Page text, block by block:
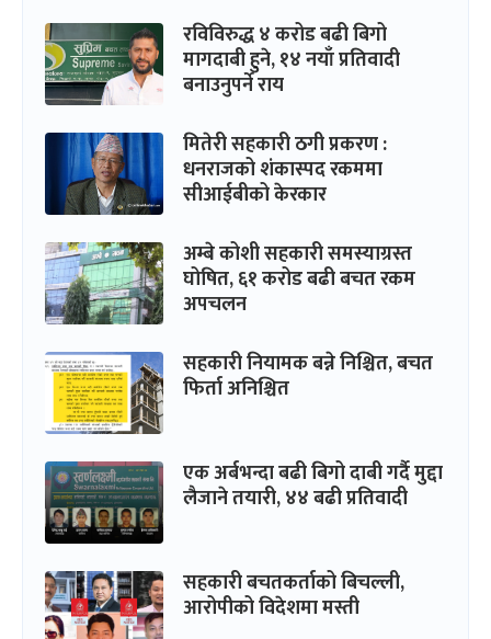
रविविरुद्ध ४ करोड बढी बिगो
मागदाबी हुने, १४ नयाँ प्रतिवादी
बनाउनुपर्ने राय
मितेरी सहकारी ठगी प्रकरण :
धनराजको शंकास्पद रकममा
सीआईबीको केरकार
अम्बे कोशी सहकारी समस्याग्रस्त
घोषित, ६१ करोड बढी बचत रकम
अपचलन
सहकारी नियामक बन्ने निश्चित, बचत
फिर्ता अनिश्चित
एक अर्बभन्दा बढी बिगो दाबी गर्दै मुद्दा
लैजाने तयारी, ४४ बढी प्रतिवादी
सहकारी बचतकर्ताको बिचल्ली,
आरोपीको विदेशमा मस्ती